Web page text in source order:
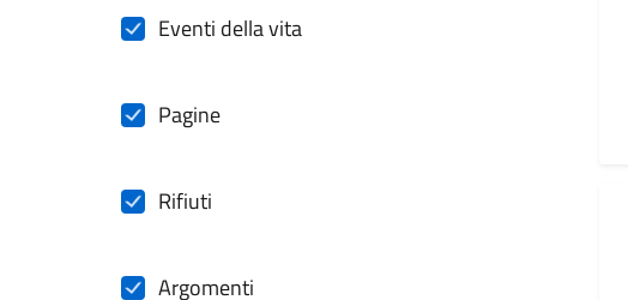
Eventi della vita
Pagine
Rifiuti
Argomenti